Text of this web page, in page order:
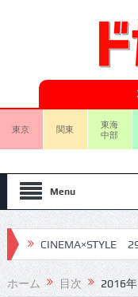
東京 関東
東海
中部
Menu
CINEMA×STYLE
CINEMA×STYLE
ホーム 目次 2016